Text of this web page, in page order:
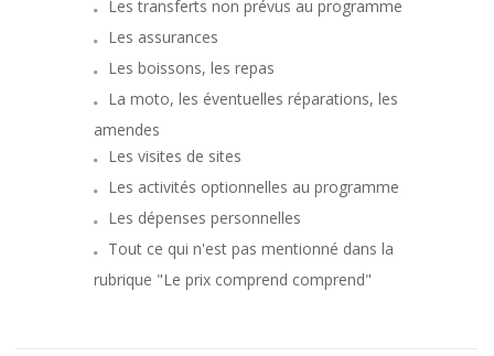
Les transferts non prévus au programme
Les assurances
Les boissons, les repas
La moto, les éventuelles réparations, les
amendes
Les visites de sites
Les activités optionnelles au programme
Les dépenses personnelles
Tout ce qui n'est pas mentionné dans la
rubrique "Le prix comprend comprend"